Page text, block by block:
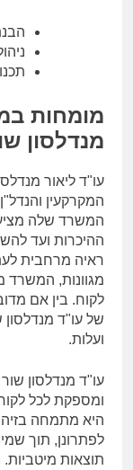
מומחות
מנדלסון
עו"ד ליאור
המקרקעין
המשרד שלה מציע
ההיכרות ועד
ראיה מרחבית
מגוונות, המשרד
לקוח. בין אם
של עו"ד מנדלסון
ועלות.
עו"ד מנדלסון
ומספקת לכל
היא מתמחה
לפתרונן, תוך
תוצאות